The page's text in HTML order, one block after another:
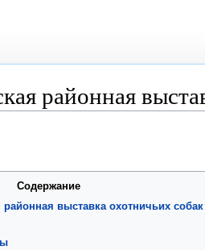
районная
Содержание
районная выставка охотничьих собак